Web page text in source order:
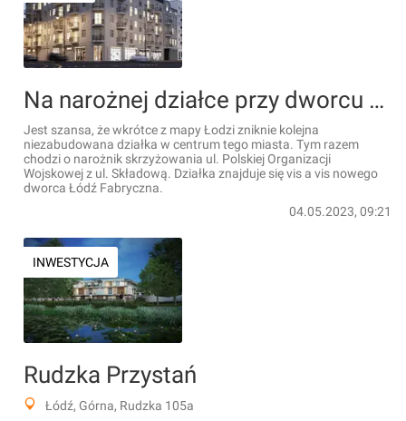
Na narożnej działce przy dworcu Łódź Fabryczna planowana jest realizacja nowej inwestycji mieszkaniowej
Jest szansa, że wkrótce z mapy Łodzi zniknie kolejna
niezabudowana działka w centrum tego miasta. Tym razem
chodzi o narożnik skrzyżowania ul. Polskiej Organizacji
Wojskowej z ul. Składową. Działka znajduje się vis a vis nowego
dworca Łódź Fabryczna.
04.05.2023, 09:21
INWESTYCJA
Rudzka Przystań
Łódź, Górna, Rudzka 105a